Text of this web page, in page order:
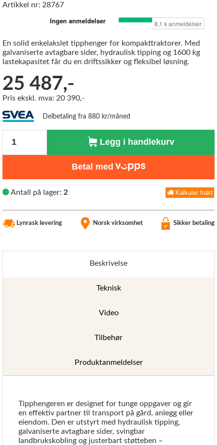
Artikkel nr: 28767
En solid enkelakslet tipphenger for kompakttraktorer. Med
galvaniserte avtagbare sider, hydraulisk tipping og 1600 kg
lastekapasitet får du en driftssikker og fleksibel løsning.
25 487,-
Pris ekskl. mva: 20 390,-
Delbetaling fra 880 kr/måned
Legg i handlekurv
Betal med
Antall på lager: 2 Kalkuler frakt
Lynrask levering Norsk virksomhet Sikker betaling
Beskrivelse
Teknisk
Video
Tilbehør
Produktanmeldelser
Tipphengeren er designet for tunge oppgaver og gir
en effektiv partner til transport på gård, anlegg eller
eiendom. Den er utstyrt med hydraulisk tipping,
galvaniserte avtagbare sider, svingbar
landbrukskobling og justerbart støtteben –